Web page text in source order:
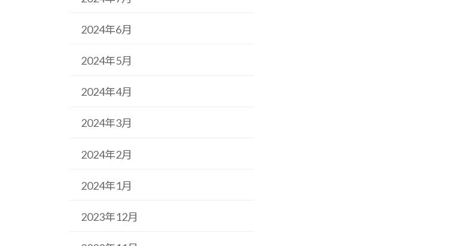
2024年6月
2024年5月
2024年4月
2024年3月
2024年2月
2024年1月
2023年12月